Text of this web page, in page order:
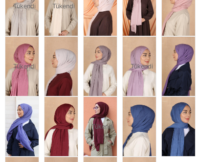
Tükendi Tükendi
Tükendi Tükendi
Tükendi